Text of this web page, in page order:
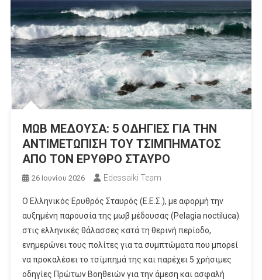
ΜΩΒ ΜΕΔΟΥΣΑ: 5 ΟΔΗΓΙΕΣ ΓΙΑ ΤΗΝ
ΑΝΤΙΜΕΤΩΠΙΣΗ ΤΟΥ ΤΣΙΜΠΗΜΑΤΟΣ
ΑΠΟ ΤΟΝ ΕΡΥΘΡΟ ΣΤΑΥΡΟ
26 Ιουνίου 2026 Edessaiki Team
Ο Ελληνικός Ερυθρός Σταυρός (Ε.Ε.Σ.), με αφορμή την
αυξημένη παρουσία της μωβ μέδουσας (Pelagia noctiluca)
στις ελληνικές θάλασσες κατά τη θερινή περίοδο,
ενημερώνει τους πολίτες για τα συμπτώματα που μπορεί
να προκαλέσει το τσίμπημά της και παρέχει 5 χρήσιμες
οδηγίες Πρώτων Βοηθειών για την άμεση και ασφαλή